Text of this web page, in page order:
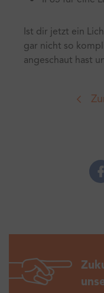
Ist dir jetzt ein
gar nicht so
angeschaut hast